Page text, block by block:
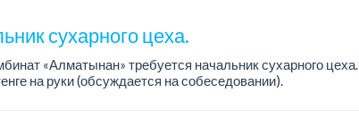
сухарного цеха.
«Алматынан» требуется начальник сухарного цеха.
на руки (обсуждается на собеседовании).